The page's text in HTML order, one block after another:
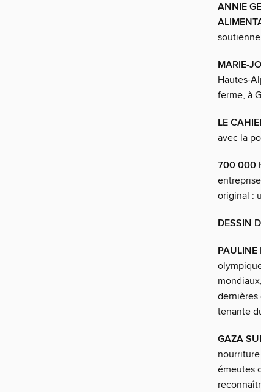
ANNIE
MARIE-
Hautes-
ferme, à
LE
avec la
700 000
original :
DESSIN
PAULINE
dernières
tenante
GAZA
émeutes